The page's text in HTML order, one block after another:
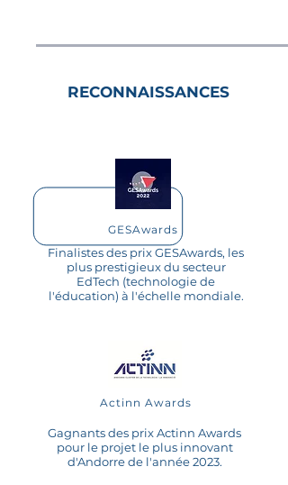
RECONNAISSANCES
Gagnants des prix Actinn Awards
pour le projet le plus innovant
d'Andorre de l'année 2023.
Finalistes des prix GESAwards, les
plus prestigieux du secteur
EdTech (technologie de
l'éducation) à l'échelle mondiale.
GESAwards
Actinn Awards